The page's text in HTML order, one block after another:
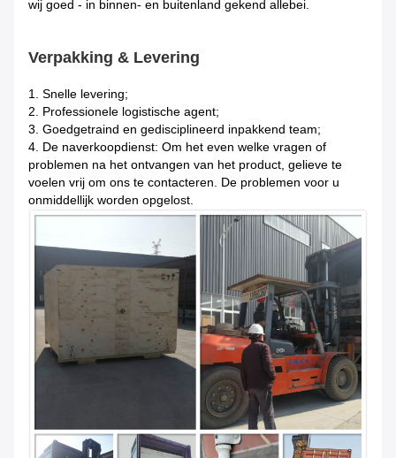
wij goed - in binnen- en buitenland gekend allebei.
Verpakking & Levering
1. Snelle levering;
2. Professionele logistische agent;
3. Goedgetraind en gedisciplineerd inpakkend team;
4. De naverkoopdienst: Om het even welke vragen of
problemen na het ontvangen van het product, gelieve te
voelen vrij om ons te contacteren. De problemen voor u
onmiddellijk worden opgelost.